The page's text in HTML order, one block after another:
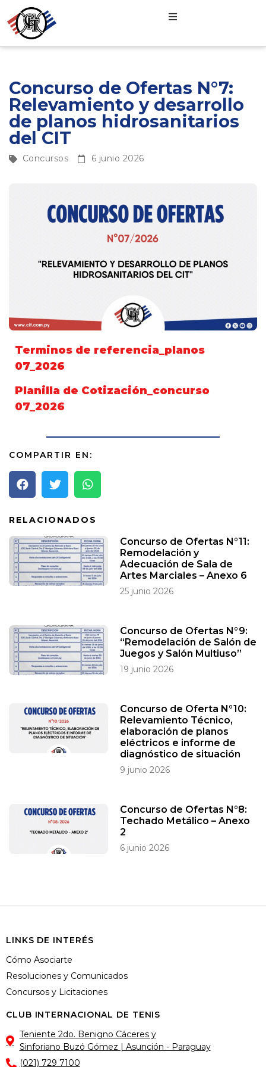
Concurso de Ofertas N°7:
Relevamiento y desarrollo
de planos hidrosanitarios
del CIT
Concursos 6 junio 2026
Terminos de referencia_planos
07_2026
Planilla de Cotización_concurso
07_2026
COMPARTIR EN:
RELACIONADOS
Concurso de Ofertas N°11:
Remodelación y
Adecuación de Sala de
Artes Marciales – Anexo 6
25 junio 2026
Concurso de Ofertas N°9:
“Remodelación de Salón de
Juegos y Salón Multiuso”
19 junio 2026
Concurso de Oferta N°10:
Relevamiento Técnico,
elaboración de planos
eléctricos e informe de
diagnóstico de situación
9 junio 2026
Concurso de Ofertas N°8:
Techado Metálico – Anexo
2
6 junio 2026
LINKS DE INTERÉS
Cómo Asociarte
Resoluciones y Comunicados
Concursos y Licitaciones
CLUB INTERNACIONAL DE TENIS
Teniente 2do. Benigno Cáceres y
Sinforiano Buzó Gómez | Asunción - Paraguay
(021) 729 7100